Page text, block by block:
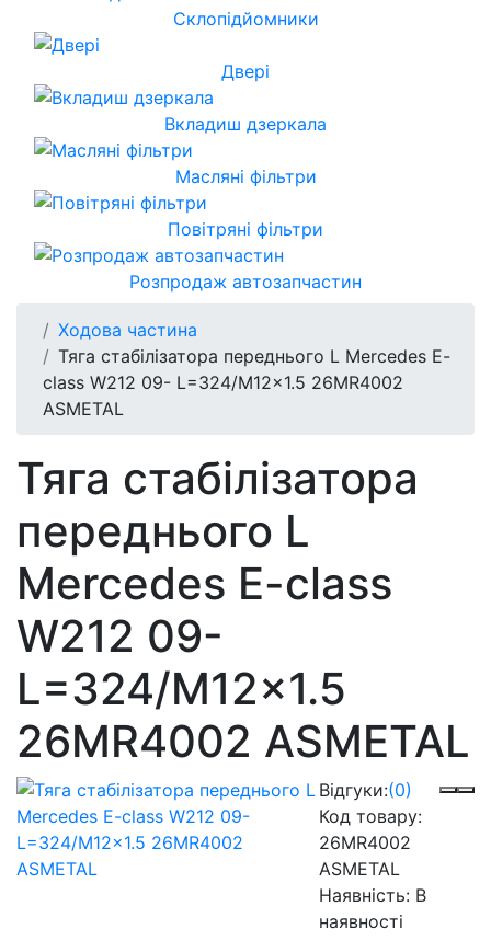
Склопідйомники
Двері
Вкладиш дзеркала
Масляні фільтри
Повітряні фільтри
Розпродаж автозапчастин
Ходова частина
Тяга стабілізатора переднього L Mercedes E-
class W212 09- L=324/M12x1.5 26MR4002
ASMETAL
Тяга стабілізатора
переднього L
Mercedes E-class
W212 09-
L=324/M12x1.5
26MR4002 ASMETAL
Відгуки:(0)
Код товару:
26MR4002
ASMETAL
Наявність: В
наявності